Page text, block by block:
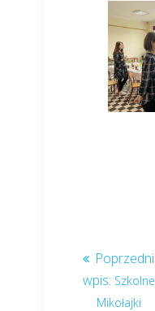
Szkolne
Mikołajki